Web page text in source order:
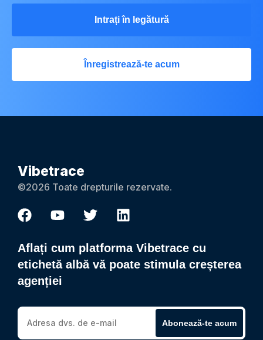
Intrați în legătură
Înregistrează-te acum
Vibetrace
©2026 Toate drepturile rezervate.
Aflați cum platforma Vibetrace cu
etichetă albă vă poate stimula creșterea
agenției
Abonează-te acum